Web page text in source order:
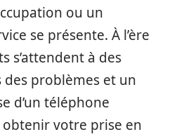
ou un
se présente. À l’ère
s’attendent à des
problèmes et un
d’un téléphone
votre prise en